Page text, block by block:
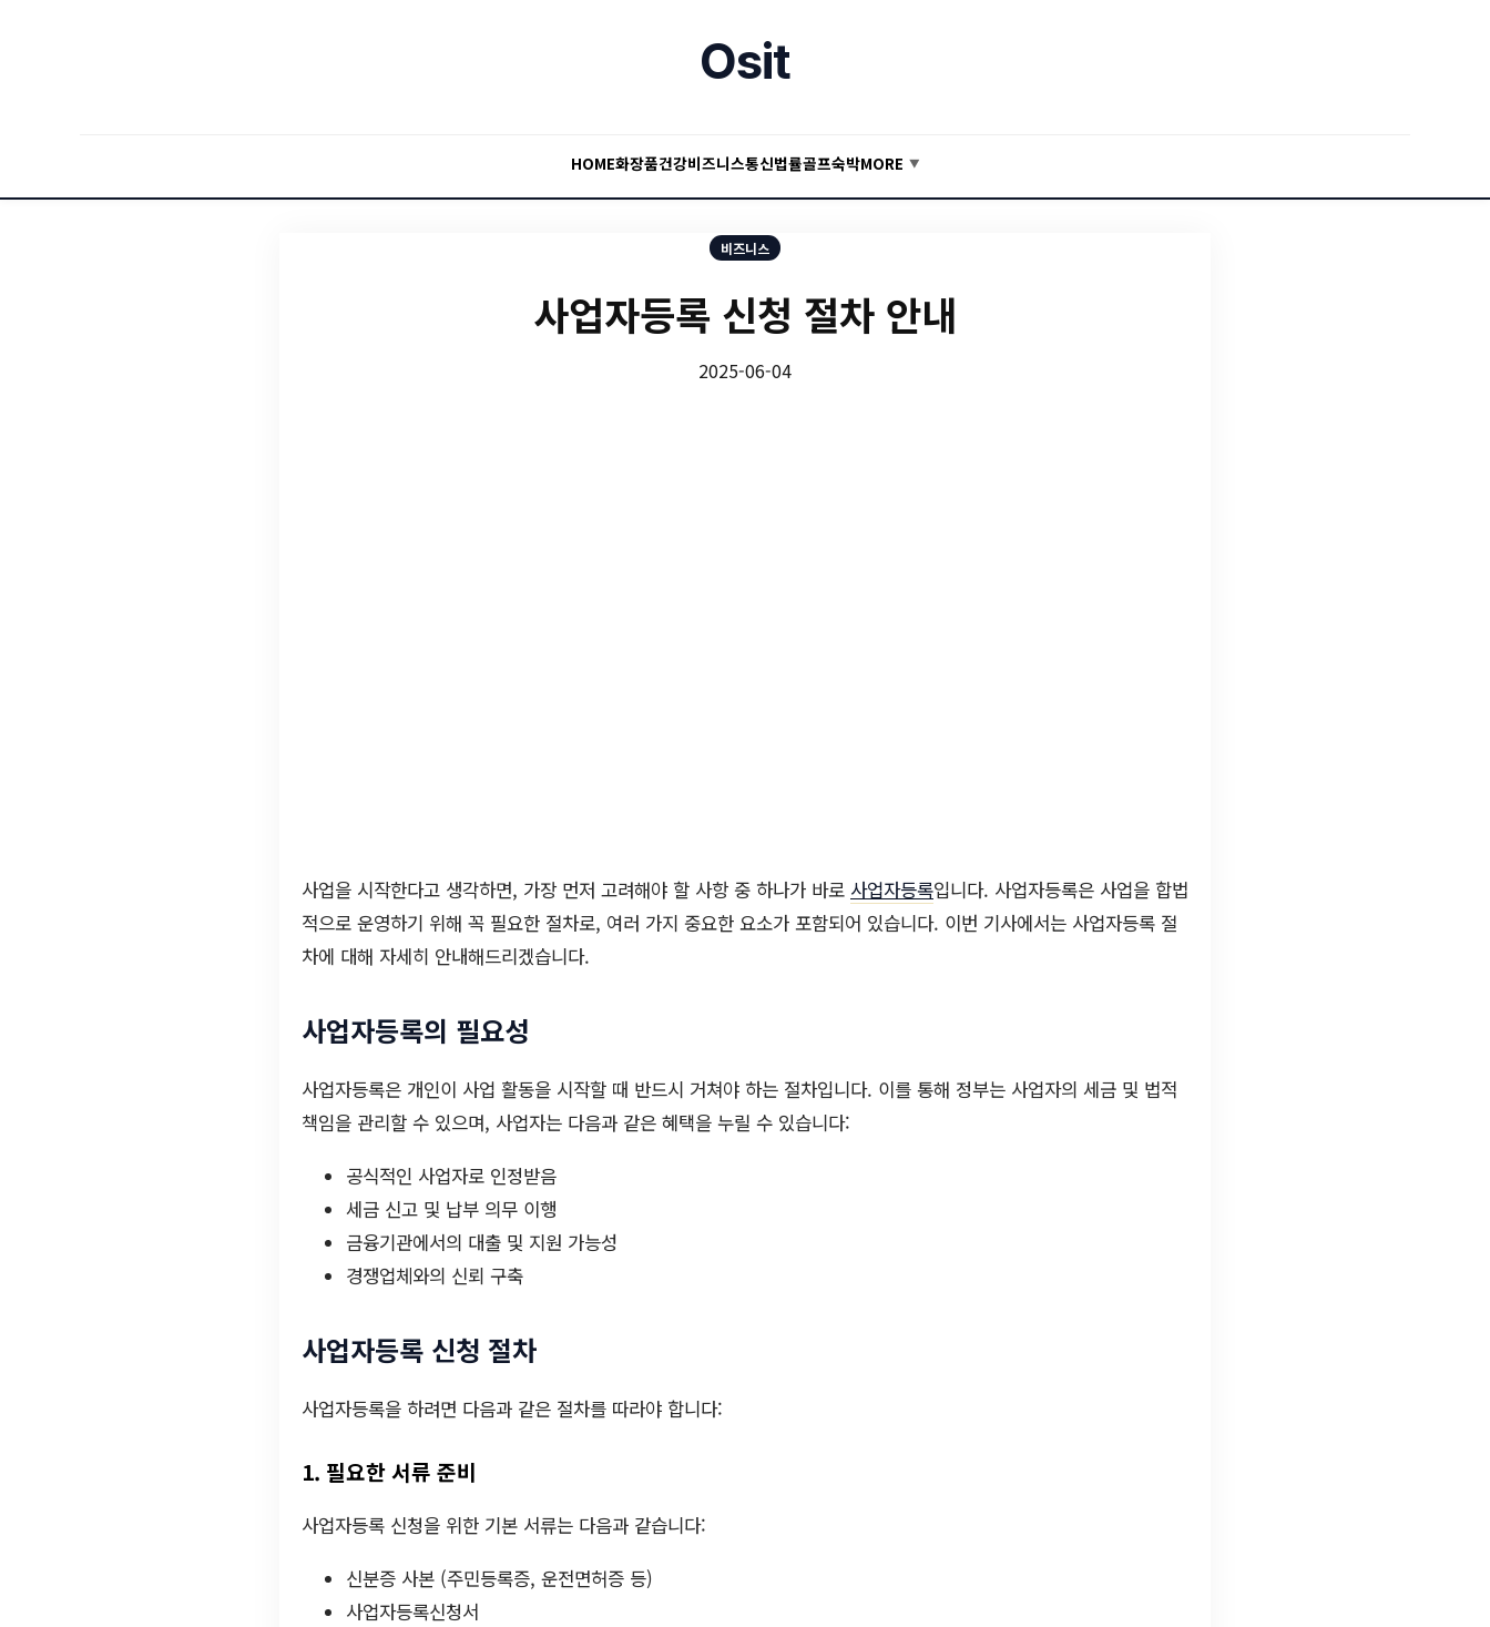
Osit
HOME화장품건강비즈니스통신법률골프숙박MORE ▼
비즈니스
사업자등록 신청 절차 안내
2025-06-04
사업을 시작한다고 생각하면, 가장 먼저 고려해야 할 사항 중 하나가 바로 사업자등록입니다. 사업자등록은 사업을 합법
적으로 운영하기 위해 꼭 필요한 절차로, 여러 가지 중요한 요소가 포함되어 있습니다. 이번 기사에서는 사업자등록 절
차에 대해 자세히 안내해드리겠습니다.
사업자등록의 필요성
사업자등록은 개인이 사업 활동을 시작할 때 반드시 거쳐야 하는 절차입니다. 이를 통해 정부는 사업자의 세금 및 법적
책임을 관리할 수 있으며, 사업자는 다음과 같은 혜택을 누릴 수 있습니다:
공식적인 사업자로 인정받음
세금 신고 및 납부 의무 이행
금융기관에서의 대출 및 지원 가능성
경쟁업체와의 신뢰 구축
사업자등록 신청 절차
사업자등록을 하려면 다음과 같은 절차를 따라야 합니다:
1. 필요한 서류 준비
사업자등록 신청을 위한 기본 서류는 다음과 같습니다:
신분증 사본 (주민등록증, 운전면허증 등)
사업자등록신청서